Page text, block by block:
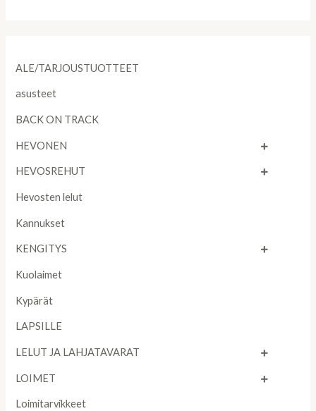
ALE/TARJOUSTUOTTEET
asusteet
BACK ON TRACK
HEVONEN
HEVOSREHUT
Hevosten lelut
Kannukset
KENGITYS
Kuolaimet
Kypärät
LAPSILLE
LELUT JA LAHJATAVARAT
LOIMET
Loimitarvikkeet